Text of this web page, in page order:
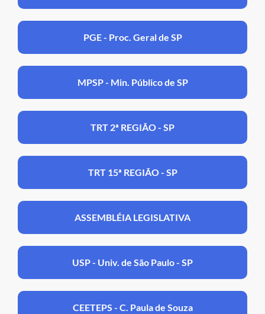
PGE - Proc. Geral de SP
MPSP - Min. Público de SP
TRT 2ª REGIÃO - SP
TRT 15ª REGIÃO - SP
ASSEMBLÉIA LEGISLATIVA
USP - Univ. de São Paulo - SP
CEETEPS - C. Paula de Souza